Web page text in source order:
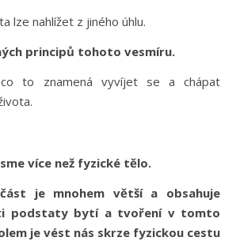
lze nahlížet z jiného úhlu.
principů tohoto vesmíru.
to znamená vyvíjet se a chápat
více než fyzické tělo.
je mnohem větší a obsahuje
podstaty bytí a tvoření v tomto
je vést nás skrze fyzickou cestu